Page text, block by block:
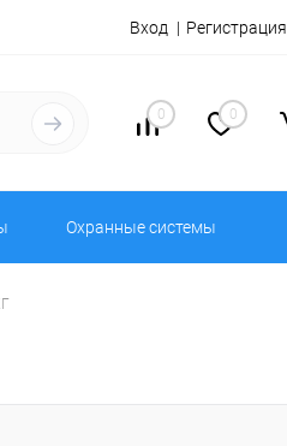
Вход Регистрация
0 0
Охранные системы